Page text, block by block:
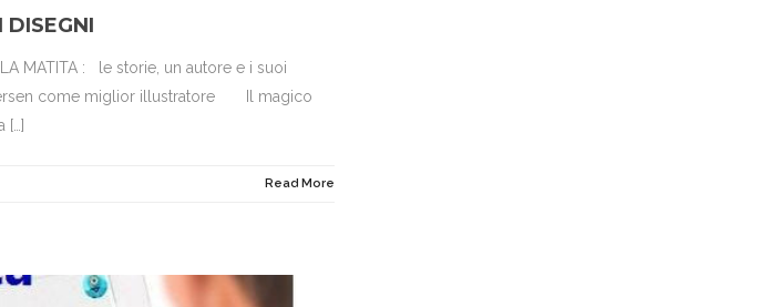
DISEGNI
MATITA : le storie, un autore e i suoi
come miglior illustratore Il magico
[…]
Read More